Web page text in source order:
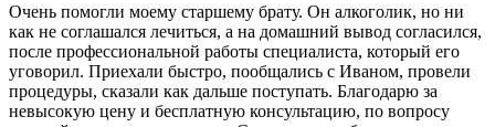
Очень помогли моему старшему брату. Он алкоголик, но ни
как не соглашался лечиться, а на домашний вывод согласился,
после профессиональной работы специалиста, который его
уговорил. Приехали быстро, пообщались с Иваном, провели
процедуры, сказали как дальше поступать. Благодарю за
невысокую цену и бесплатную консультацию, по вопросу